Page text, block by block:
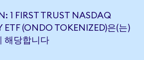
1 FIRST TRUST NASDAQ
ETF (ONDO TOKENIZED)은(는)
해당합니다